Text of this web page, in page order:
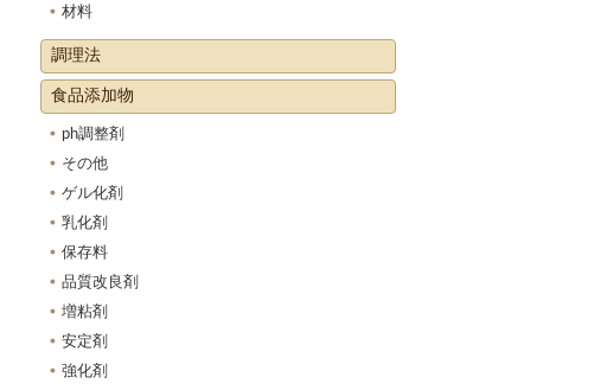
材料
調理法
食品添加物
ph調整剤
その他
ゲル化剤
乳化剤
保存料
品質改良剤
増粘剤
安定剤
強化剤